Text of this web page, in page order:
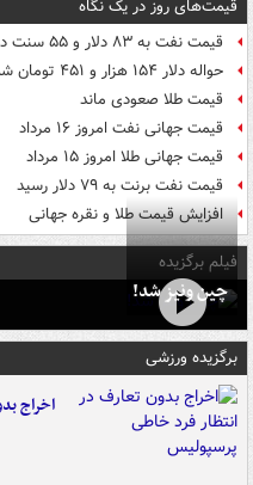
قیمت‌های روز در یک نگاه
قیمت نفت به ۸۳ دلار و ۵۵ سنت در هر بشکه رسید
حواله دلار ۱۵۴ هزار و ۴۵۱ تومان شد
قیمت طلا صعودی ماند
قیمت جهانی نفت امروز ۱۶ مرداد
قیمت جهانی طلا امروز ۱۵ مرداد
قیمت نفت برنت به ۷۹ دلار رسید
افزایش قیمت طلا و نقره جهانی
فیلم برگزیده
چین ونیز شد!
برگزیده ورزشی
اخراج